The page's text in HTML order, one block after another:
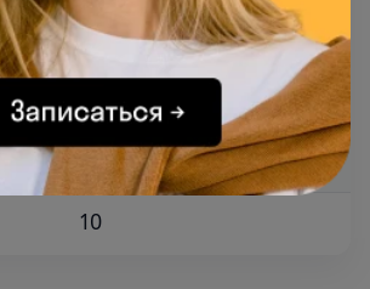
1
10